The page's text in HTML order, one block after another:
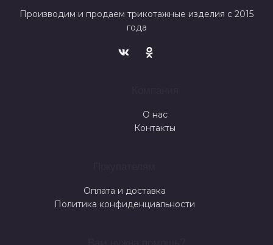
Производим и продаем трикотажные изделия с 2015
года
О нас
Контакты
Оплата и доставка
Политика конфиденциальности